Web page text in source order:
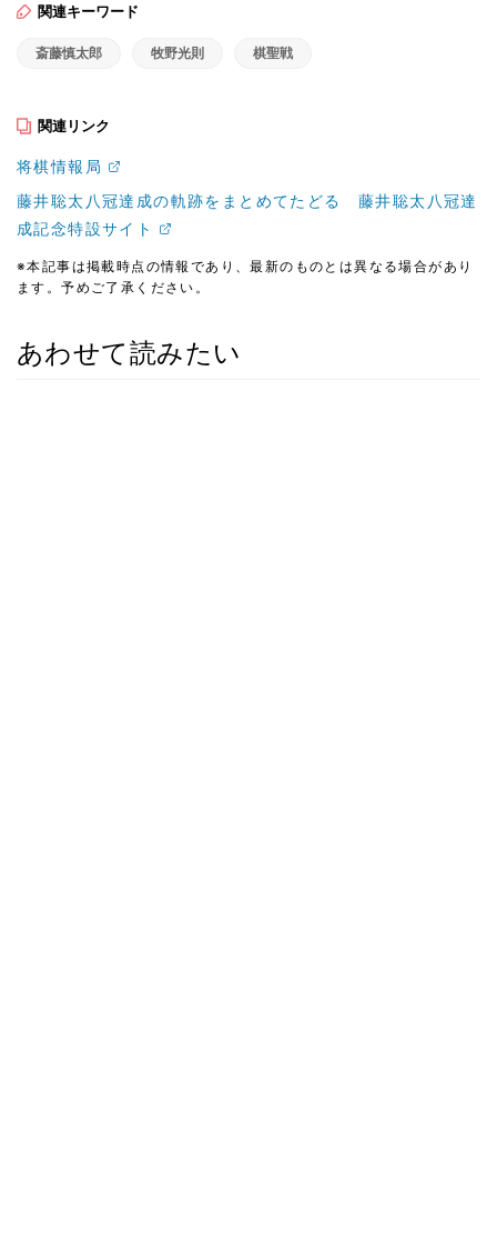
関連キーワード
斎藤慎太郎 牧野光則 棋聖戦
関連リンク
将棋情報局
藤井聡太八冠達成の軌跡をまとめてたどる 藤井聡太八冠達
成記念特設サイト
※本記事は掲載時点の情報であり、最新のものとは異なる場合があり
ます。予めご了承ください。
あわせて読みたい